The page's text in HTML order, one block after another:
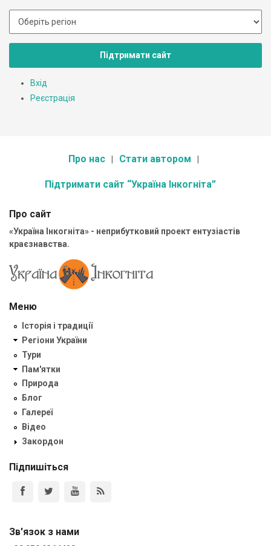
Підтримати сайт
Вхід
Реєстрація
Про нас Стати автором
Підтримати сайт “Україна Інкогніта”
Про сайт
«Україна Інкогніта» - неприбутковий проект ентузіастів
краєзнавства.
Меню
Історія і традиції
Регіони України
Тури
Пам'ятки
Природа
Блог
Галереї
Відео
Закордон
Підпишіться
Зв'язок з нами